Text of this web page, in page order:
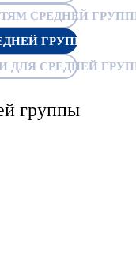
СРЕДНЕЙ
ГРУППЫ
ДЛЯ СРЕДНЕЙ
группы